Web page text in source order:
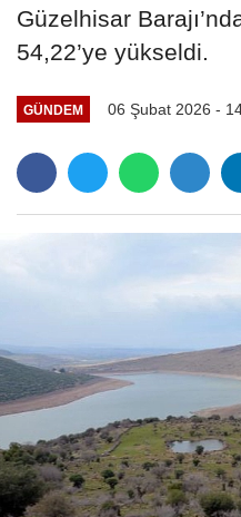
Güzelhisar
54,22’ye yükseldi.
GÜNDEM 06 Şubat 2026 -